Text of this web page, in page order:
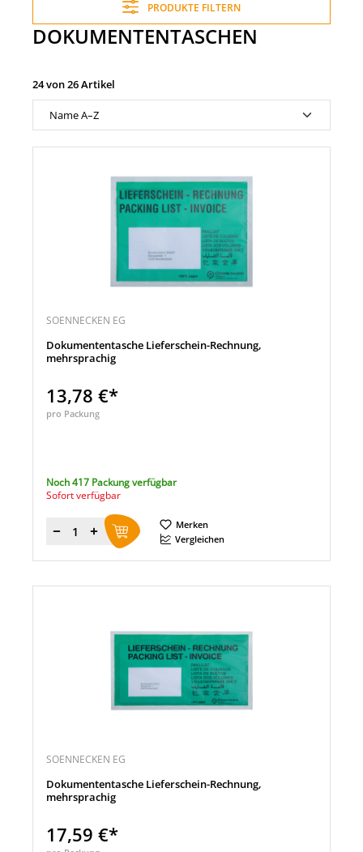
PRODUKTE FILTERN
DOKUMENTENTASCHEN
24 von 26 Artikel
SOENNECKEN EG
Dokumententasche Lieferschein-Rechnung,
mehrsprachig
13,78 €*
pro Packung
Noch 417 Packung verfügbar
Sofort verfügbar
Menge
Merken
Vergleichen
SOENNECKEN EG
Dokumententasche Lieferschein-Rechnung,
mehrsprachig
17,59 €*